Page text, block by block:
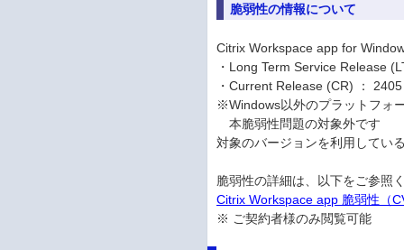
脆弱性の情報について
Citrix Workspace app for
・Long Term Service Release
・Current Release (CR) ：
※Windows以外のプラットフォ
本脆弱性問題の対象外です
対象のバージョンを利用してい
脆弱性の詳細は、以下をご参照
Citrix Workspace app 脆弱性（
※ ご契約者様のみ閲覧可能